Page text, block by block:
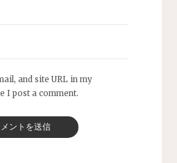
and site URL in my
I post a comment.